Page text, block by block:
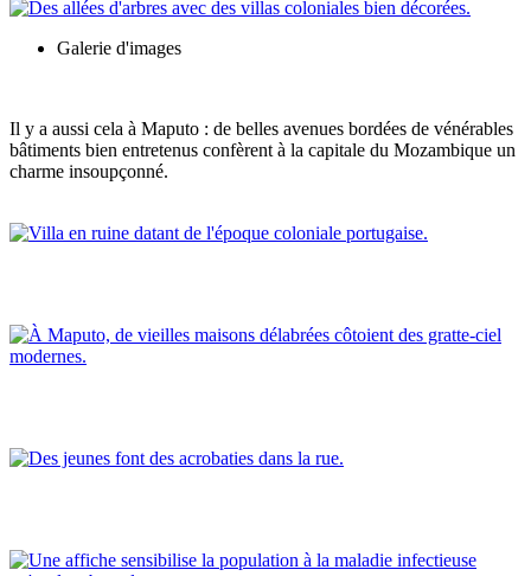
Galerie d'images
Il y a aussi cela à Maputo : de belles avenues bordées de vénérables
bâtiments bien entretenus confèrent à la capitale du Mozambique un
charme insoupçonné.